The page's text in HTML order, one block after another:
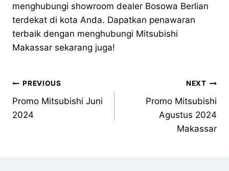
menghubungi showroom dealer Bosowa Berlian
terdekat di kota Anda. Dapatkan penawaran
terbaik dengan menghubungi Mitsubishi
Makassar sekarang juga!
PREVIOUS
Promo Mitsubishi Juni
2024
NEXT
Promo Mitsubishi
Agustus 2024
Makassar